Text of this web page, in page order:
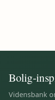
Bolig-
Vidensbank